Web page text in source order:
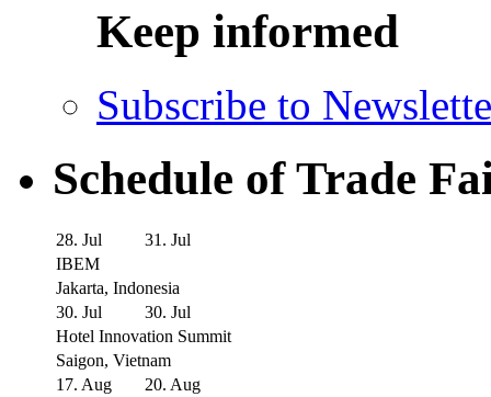
Keep informed
Subscribe to
Schedule of Trade
28. Jul
31. Jul
IBEM
Jakarta, Indonesia
30. Jul
30. Jul
Hotel Innovation Summit
Saigon, Vietnam
17. Aug
20. Aug